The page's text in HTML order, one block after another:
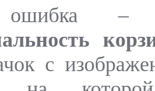
ошибка
с